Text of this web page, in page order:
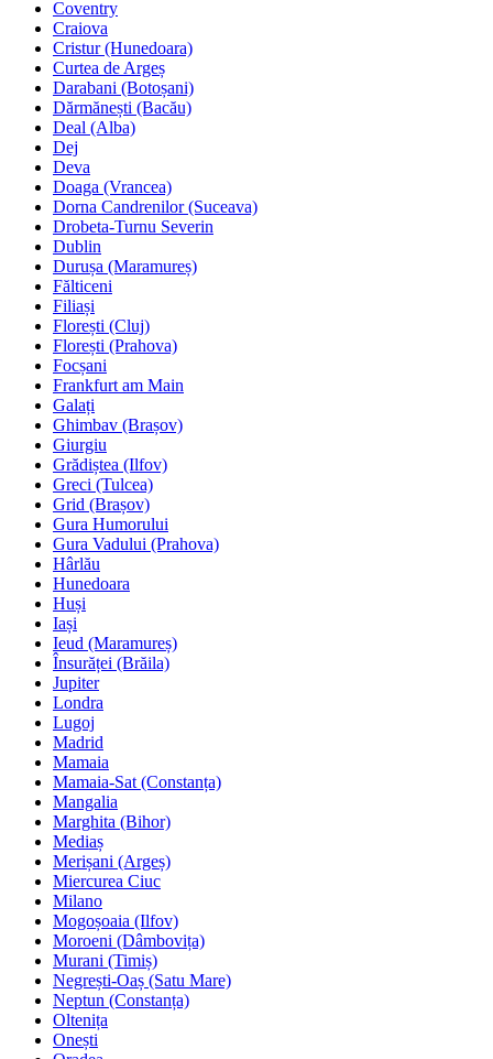
Coventry
Craiova
Cristur (Hunedoara)
Curtea de Argeș
Darabani (Botoșani)
Dărmănești (Bacău)
Deal (Alba)
Dej
Deva
Doaga (Vrancea)
Dorna Candrenilor (Suceava)
Drobeta-Turnu Severin
Dublin
Durușa (Maramureș)
Fălticeni
Filiași
Florești (Cluj)
Florești (Prahova)
Focșani
Frankfurt am Main
Galați
Ghimbav (Brașov)
Giurgiu
Grădiștea (Ilfov)
Greci (Tulcea)
Grid (Brașov)
Gura Humorului
Gura Vadului (Prahova)
Hârlău
Hunedoara
Huși
Iași
Ieud (Maramureș)
Însurăței (Brăila)
Jupiter
Londra
Lugoj
Madrid
Mamaia
Mamaia-Sat (Constanța)
Mangalia
Marghita (Bihor)
Mediaș
Merișani (Argeș)
Miercurea Ciuc
Milano
Mogoșoaia (Ilfov)
Moroeni (Dâmbovița)
Murani (Timiș)
Negrești-Oaș (Satu Mare)
Neptun (Constanța)
Oltenița
Onești